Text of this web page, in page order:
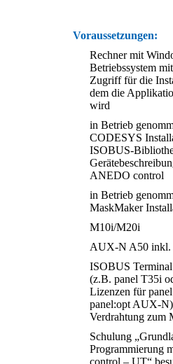
Voraussetzungen:
Rechner mit
Betriebssystem
Zugriff für die
dem die
wird
in Betrieb
CODESYS
ISOBUS-
ANEDO control
in Betrieb
MaskMaker
M10i/M20i
AUX-N A50 inkl.
ISOBUS
(z.B. panel T35i
Lizenzen für
panel:opt AUX-
Verdrahtung zum
Schulung
Programmierung